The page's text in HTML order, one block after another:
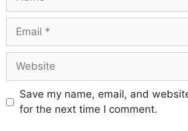
Save my name, email, and
for the next time I comment.